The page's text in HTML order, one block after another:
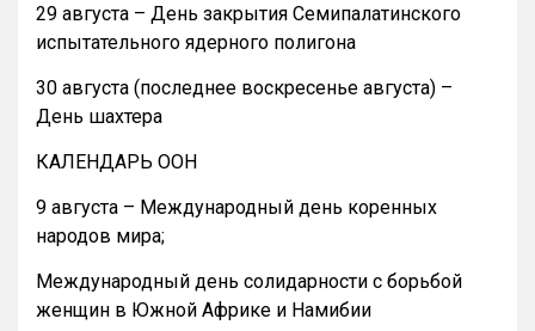
29 августа – День закрытия Семипалатинского
испытательного ядерного полигона
30 августа (последнее воскресенье августа) –
День шахтера
КАЛЕНДАРЬ ООН
9 августа – Международный день коренных
народов мира;
Международный день солидарности с борьбой
женщин в Южной Африке и Намибии